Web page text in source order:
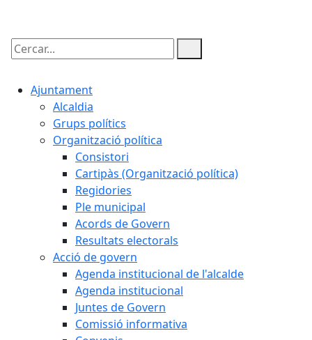
Cercar:
Ajuntament
Alcaldia
Grups polítics
Organització política
Consistori
Cartipàs (Organització política)
Regidories
Ple municipal
Acords de Govern
Resultats electorals
Acció de govern
Agenda institucional de l'alcalde
Agenda institucional
Juntes de Govern
Comissió informativa